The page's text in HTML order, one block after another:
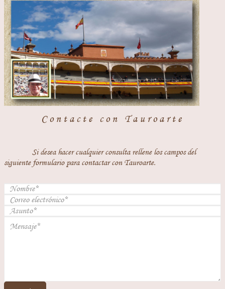
Contacte con Tauroarte
Si desea hacer cualquier consulta rellene los campos del
siguiente formulario para contactar con Tauroarte.